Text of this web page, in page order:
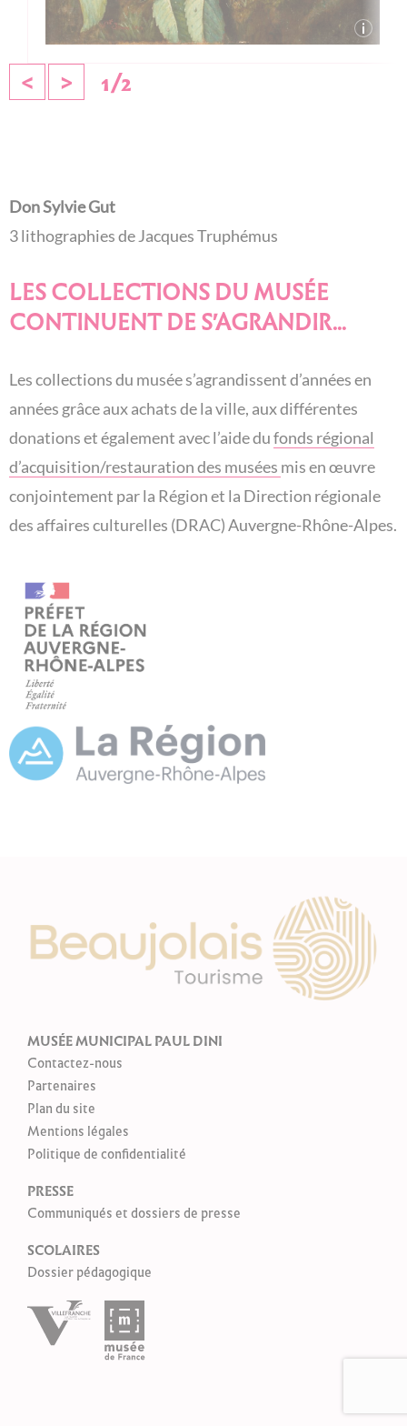
< > 1/2
Don Sylvie Gut
3 lithographies de Jacques Truphémus
LES COLLECTIONS DU MUSÉE
CONTINUENT DE S'AGRANDIR...
Les collections du musée s’agrandissent d’années en
années grâce aux achats de la ville, aux différentes
donations et également avec l’aide dufonds régional
d’acquisition/restauration des musées mis en œuvre
conjointement par la Région et la Direction régionale
des affaires culturelles (DRAC) Auvergne-Rhône-Alpes.
MUSÉE MUNICIPAL PAUL DINI
Contactez-nous
Partenaires
Plan du site
Mentions légales
Politique de confidentialité
PRESSE
Communiqués et dossiers de presse
SCOLAIRES
Dossier pédagogique